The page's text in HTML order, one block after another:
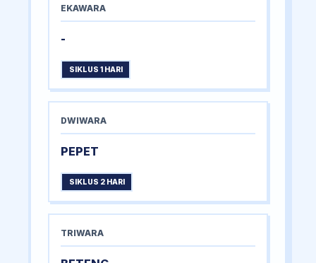
EKAWARA
-
SIKLUS 1 HARI
DWIWARA
PEPET
SIKLUS 2 HARI
TRIWARA